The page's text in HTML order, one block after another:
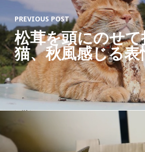
に
、
2
0
1
2
年
か
ら
猫
PREVIOUS POST
松茸を頭にのせて
猫、秋風感じる表